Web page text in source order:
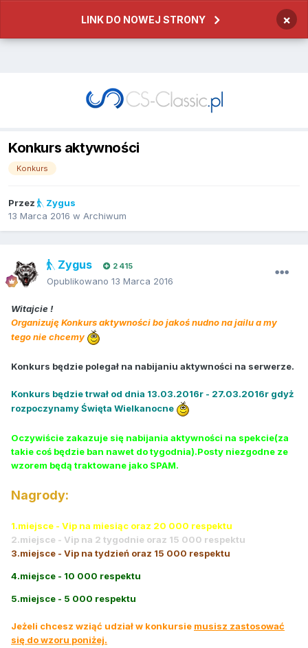
LINK DO NOWEJ STRONY ×
Konkurs aktywności
Konkurs
Przez
Zygus
13 Marca 2016 w Archiwum
Zygus 2 415
Opublikowano 13 Marca 2016
Witajcie !
Organizuję Konkurs aktywności bo jakoś nudno na jailu a my
tego nie chcemy
Konkurs będzie polegał na nabijaniu aktywności na serwerze.
Konkurs będzie trwał od dnia 13.03.2016r - 27.03.2016r gdyż
rozpoczynamy Święta Wielkanocne
Oczywiście zakazuje się nabijania aktywności na spekcie(za
takie coś będzie ban nawet do tygodnia).Posty niezgodne ze
wzorem będą traktowane jako SPAM.
Nagrody:
1.miejsce - Vip na miesiąc oraz 20 000 respektu
2.miejsce - Vip na 2 tygodnie oraz 15 000 respektu
3.miejsce - Vip na tydzień oraz 15 000 respektu
4.miejsce - 10 000 respektu
5.miejsce - 5 000 respektu
Jeżeli chcesz wziąć udział w konkursie musisz zastosować
się do wzoru poniżej.